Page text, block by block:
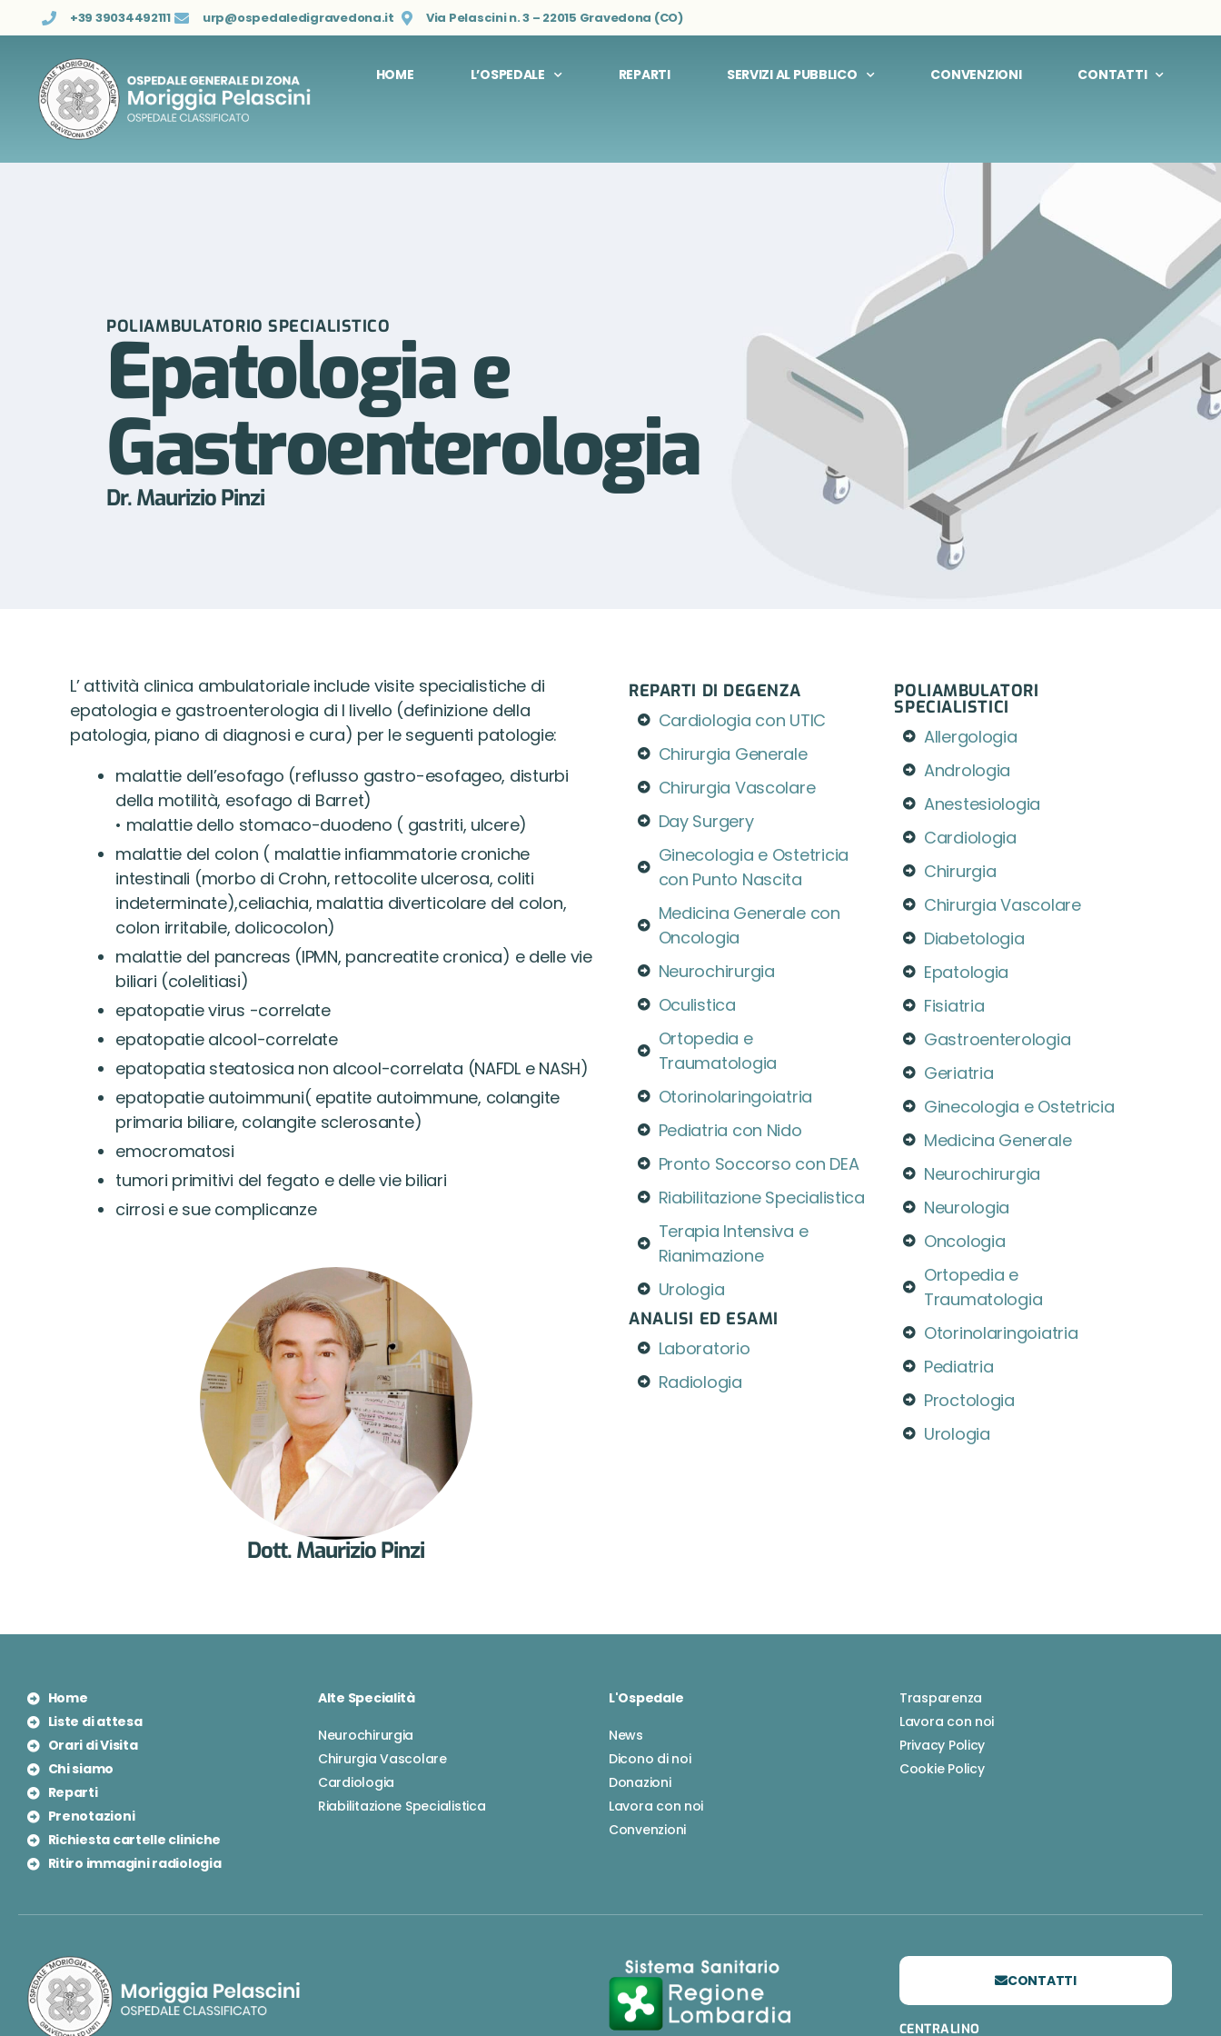
+39 39034492111 urp@ospedaledigravedona.it Via Pelascini n. 3 – 22015 Gravedona (CO)
HOME L’OSPEDALE REPARTI SERVIZI AL PUBBLICO CONVENZIONI CONTATTI
POLIAMBULATORIO SPECIALISTICO
Epatologia e
Gastroenterologia
Dr. Maurizio Pinzi
L’ attività clinica ambulatoriale include visite specialistiche di
epatologia e gastroenterologia di I livello (definizione della
patologia, piano di diagnosi e cura) per le seguenti patologie:
malattie dell’esofago (reflusso gastro-esofageo, disturbi
della motilità, esofago di Barret)
• malattie dello stomaco-duodeno ( gastriti, ulcere)
malattie del colon ( malattie infiammatorie croniche
intestinali (morbo di Crohn, rettocolite ulcerosa, coliti
indeterminate),celiachia, malattia diverticolare del colon,
colon irritabile, dolicocolon)
malattie del pancreas (IPMN, pancreatite cronica) e delle vie
biliari (colelitiasi)
epatopatie virus -correlate
epatopatie alcool-correlate
epatopatia steatosica non alcool-correlata (NAFDL e NASH)
epatopatie autoimmuni( epatite autoimmune, colangite
primaria biliare, colangite sclerosante)
emocromatosi
tumori primitivi del fegato e delle vie biliari
cirrosi e sue complicanze
Dott. Maurizio Pinzi
REPARTI DI DEGENZA
Cardiologia con UTIC
Chirurgia Generale
Chirurgia Vascolare
Day Surgery
Ginecologia e Ostetricia
con Punto Nascita
Medicina Generale con
Oncologia
Neurochirurgia
Oculistica
Ortopedia e
Traumatologia
Otorinolaringoiatria
Pediatria con Nido
Pronto Soccorso con DEA
Riabilitazione Specialistica
Terapia Intensiva e
Rianimazione
Urologia
ANALISI ED ESAMI
Laboratorio
Radiologia
POLIAMBULATORI
SPECIALISTICI
Allergologia
Andrologia
Anestesiologia
Cardiologia
Chirurgia
Chirurgia Vascolare
Diabetologia
Epatologia
Fisiatria
Gastroenterologia
Geriatria
Ginecologia e Ostetricia
Medicina Generale
Neurochirurgia
Neurologia
Oncologia
Ortopedia e
Traumatologia
Otorinolaringoiatria
Pediatria
Proctologia
Urologia
Home
Liste di attesa
Orari di Visita
Chi siamo
Reparti
Prenotazioni
Richiesta cartelle cliniche
Ritiro immagini radiologia
Alte Specialità
Neurochirurgia
Chirurgia Vascolare
Cardiologia
Riabilitazione Specialistica
L'Ospedale
News
Dicono di noi
Donazioni
Lavora con noi
Convenzioni
Trasparenza
Lavora con noi
Privacy Policy
Cookie Policy
CONTATTI
CENTRALINO